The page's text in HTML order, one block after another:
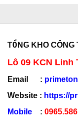
TỔNG KHO CÔNG
Lô 09 KCN Linh
Email :
Website : https://
Mobile :